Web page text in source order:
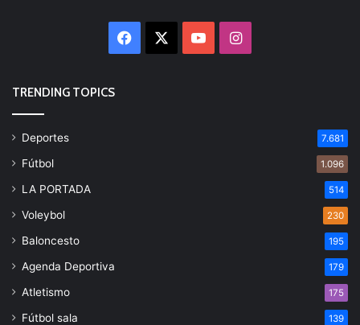
Facebook YouTubeInstagram
TRENDING TOPICS
Deportes 7.681
Fútbol 1.096
LA PORTADA 514
Voleybol 230
Baloncesto 195
Agenda Deportiva 179
Atletismo 175
Fútbol sala 139